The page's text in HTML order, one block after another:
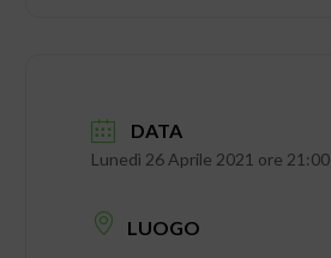
DATA
Lunedì 26 Aprile 2021 ore 21:00
LUOGO